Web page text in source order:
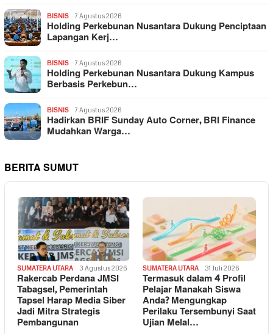
BISNIS 7 Agustus 2026
Holding Perkebunan Nusantara Dukung Penciptaan
Lapangan Kerj…
BISNIS 7 Agustus 2026
Holding Perkebunan Nusantara Dukung Kampus
Berbasis Perkebun…
BISNIS 7 Agustus 2026
Hadirkan BRIF Sunday Auto Corner, BRI Finance
Mudahkan Warga…
BERITA SUMUT
SUMATERA UTARA 3 Agustus 2026
Rakercab Perdana JMSI
Tabagsel, Pemerintah
Tapsel Harap Media Siber
Jadi Mitra Strategis
Pembangunan
SUMATERA UTARA 31 Juli 2026
Termasuk dalam 4 Profil
Pelajar Manakah Siswa
Anda? Mengungkap
Perilaku Tersembunyi Saat
Ujian Melal…